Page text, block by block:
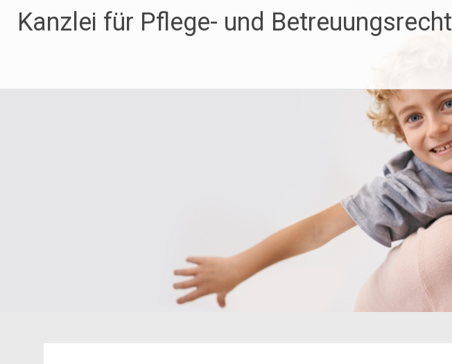
InhaltKanzlei für Pflege- und Betreuungsrecht